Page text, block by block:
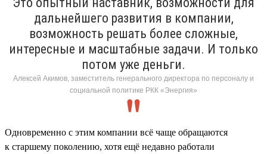
дальнейшего развития в компании,
возможность решать более сложные,
интересные и масштабные задачи. И только
потом уже деньги.
Алексей Акимов, заместитель генерального директора по персоналу и
социальной политике РКК «Энергия»
Одновременно с этим компании всё чаще обращаются
к старшему поколению, хотя ещё недавно работали